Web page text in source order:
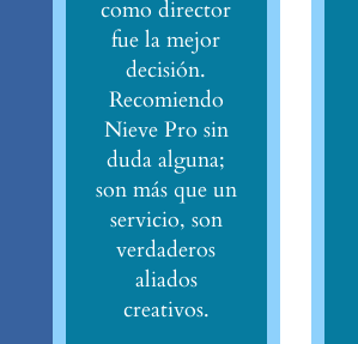
como director
fue la mejor
decisión.
Recomiendo
Nieve Pro sin
duda alguna;
son más que un
servicio, son
verdaderos
aliados
creativos.